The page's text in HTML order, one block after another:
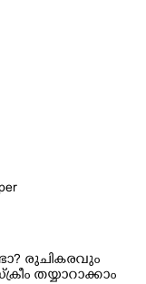
രുചികരവും
തയ്യാറാക്കാം